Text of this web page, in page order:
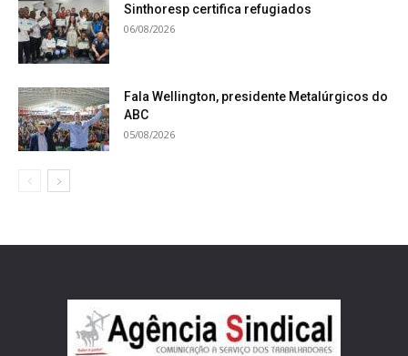
Sinthoresp certifica refugiados
06/08/2026
Fala Wellington, presidente Metalúrgicos do
ABC
05/08/2026